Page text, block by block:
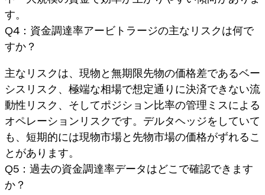
す。
Q4：資金調達率アービトラージの主なリスクは何で
すか？
主なリスクは、現物と無期限先物の価格差であるベー
シスリスク、極端な相場で想定通りに決済できない流
動性リスク、そしてポジション比率の管理ミスによる
オペレーションリスクです。デルタヘッジをしていて
も、短期的には現物市場と先物市場の価格がずれるこ
とがあります。
Q5：過去の資金調達率データはどこで確認できます
か？